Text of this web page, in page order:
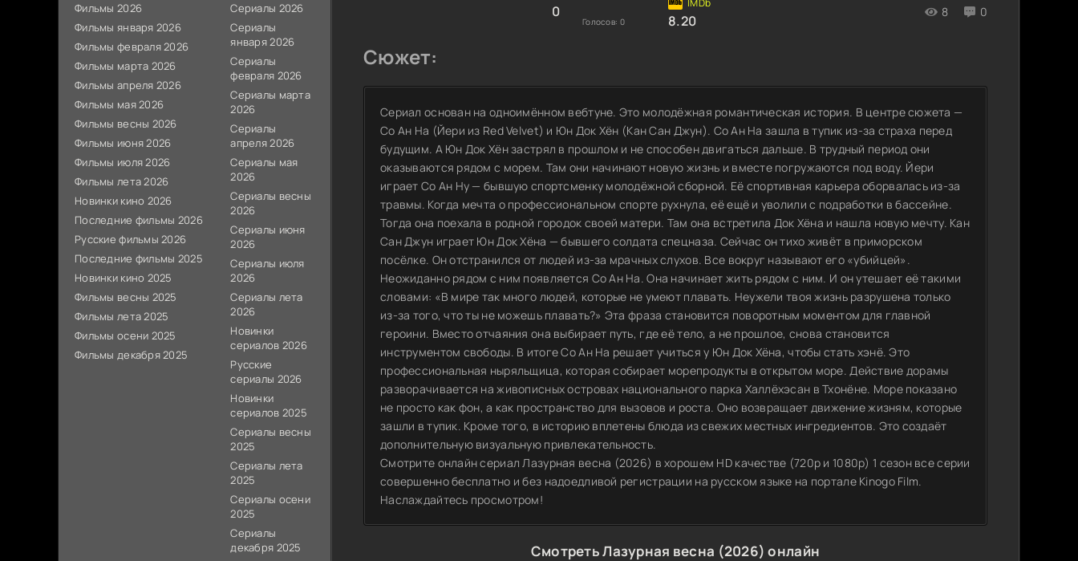
0
Голосов: 0 8.20
8 0
Сюжет:
Сериал основан на одноимённом вебтуне. Это молодёжная романтическая история. В центре сюжета —
Со Ан На (Йери из Red Velvet) и Юн Док Хён (Кан Сан Джун). Со Ан На зашла в тупик из-за страха перед
будущим. А Юн Док Хён застрял в прошлом и не способен двигаться дальше. В трудный период они
оказываются рядом с морем. Там они начинают новую жизнь и вместе погружаются под воду. Йери
играет Со Ан Ну — бывшую спортсменку молодёжной сборной. Её спортивная карьера оборвалась из-за
травмы. Когда мечта о профессиональном спорте рухнула, её ещё и уволили с подработки в бассейне.
Тогда она поехала в родной городок своей матери. Там она встретила Док Хёна и нашла новую мечту. Кан
Сан Джун играет Юн Док Хёна — бывшего солдата спецназа. Сейчас он тихо живёт в приморском
посёлке. Он отстранился от людей из-за мрачных слухов. Все вокруг называют его «убийцей».
Неожиданно рядом с ним появляется Со Ан На. Она начинает жить рядом с ним. И он утешает её такими
словами: «В мире так много людей, которые не умеют плавать. Неужели твоя жизнь разрушена только
из-за того, что ты не можешь плавать?» Эта фраза становится поворотным моментом для главной
героини. Вместо отчаяния она выбирает путь, где её тело, а не прошлое, снова становится
инструментом свободы. В итоге Со Ан На решает учиться у Юн Док Хёна, чтобы стать хэнё. Это
профессиональная ныряльщица, которая собирает морепродукты в открытом море. Действие дорамы
разворачивается на живописных островах национального парка Халлёхэсан в Тхонёне. Море показано
не просто как фон, а как пространство для вызовов и роста. Оно возвращает движение жизням, которые
зашли в тупик. Кроме того, в историю вплетены блюда из свежих местных ингредиентов. Это создаёт
дополнительную визуальную привлекательность.
Смотрите онлайн сериал Лазурная весна (2026) в хорошем HD качестве (720p и 1080p) 1 сезон все серии
совершенно бесплатно и без надоедливой регистрации на русском языке на портале Kinogo Film.
Наслаждайтесь просмотром!
Смотреть Лазурная весна (2026) онлайн
Фильмы 2026
Фильмы января 2026
Фильмы февраля 2026
Фильмы марта 2026
Фильмы апреля 2026
Фильмы мая 2026
Фильмы весны 2026
Фильмы июня 2026
Фильмы июля 2026
Фильмы лета 2026
Новинки кино 2026
Последние фильмы 2026
Русские фильмы 2026
Последние фильмы 2025
Новинки кино 2025
Фильмы весны 2025
Фильмы лета 2025
Фильмы осени 2025
Фильмы декабря 2025
Сериалы 2026
Сериалы
января 2026
Сериалы
февраля 2026
Сериалы марта
2026
Сериалы
апреля 2026
Сериалы мая
2026
Сериалы весны
2026
Сериалы июня
2026
Сериалы июля
2026
Сериалы лета
2026
Новинки
сериалов 2026
Русские
сериалы 2026
Новинки
сериалов 2025
Сериалы весны
2025
Сериалы лета
2025
Сериалы осени
2025
Сериалы
декабря 2025